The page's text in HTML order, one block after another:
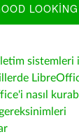
nasıl